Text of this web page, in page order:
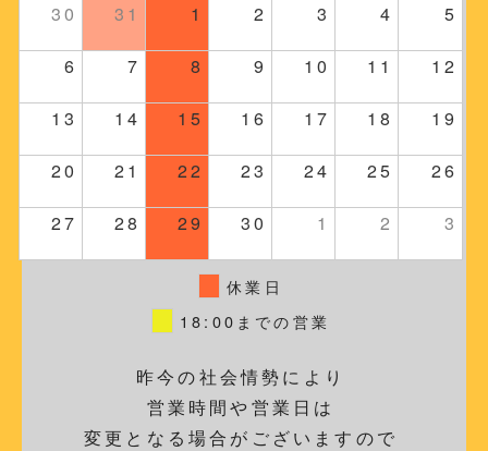
30 31 1 2 3 4 5
6 7 8 9 10 11 12
13 14 15 16 17 18 19
20 21 22 23 24 25 26
27 28 29 30 1 2 3
休業日
18:00までの営業
昨今の社会情勢により
営業時間や営業日は
変更となる場合がございますので